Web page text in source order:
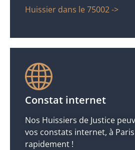
Huissier dans le 75002 ->
Constat internet
Nos Huissiers de Justice
vos constats internet, à
rapidement !